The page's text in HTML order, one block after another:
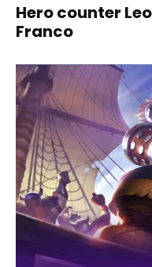
Hero counter
Franco